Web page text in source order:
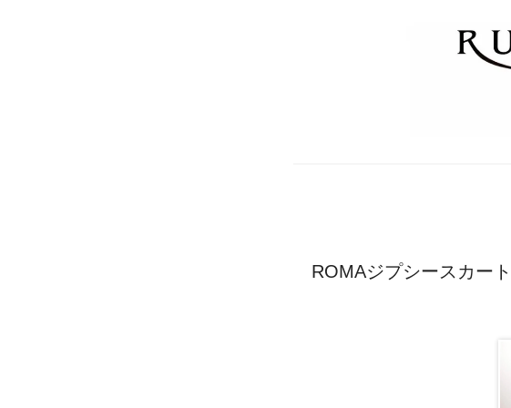
ROMAジプシースカー